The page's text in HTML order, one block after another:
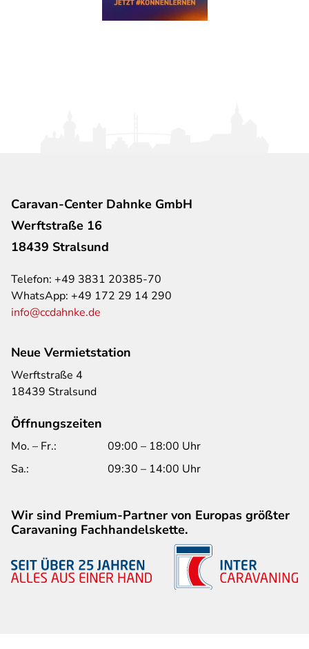
Caravan-Center Dahnke GmbH
Werftstraße 16
18439 Stralsund
Telefon: +49 3831 20385-70
WhatsApp: +49 172 29 14 290
info@ccdahnke.de
Neue Vermietstation
Werftstraße 4
18439 Stralsund
Öffnungszeiten
Mo. – Fr.:
09:00 – 18:00 Uhr
Sa.:
09:30 – 14:00 Uhr
Wir sind Premium-Partner von Europas größter
Caravaning Fachhandelskette.